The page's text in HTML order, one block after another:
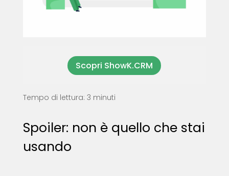
Scopri ShowK.CRM
Tempo di lettura: 3 minuti
Spoiler: non è quello che stai
usando